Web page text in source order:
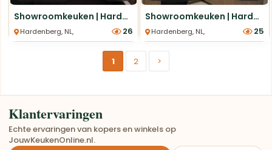
Showroomkeuken | Hardenberg | Stoere Decor eiken nero hoekkeuken
Hardenberg, NL, Hoek keukens26
Showroomkeuken | Hardenberg | Tema SY Sherwood Bronx hoekkeuken
Hardenberg, NL, Hoek keukens25
1 2 >
Klantervaringen
Echte ervaringen van kopers en winkels op
JouwKeukenOnline.nl.